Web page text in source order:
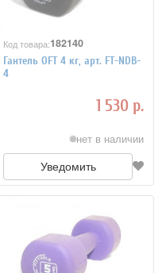
Код товара:182140
Гантель OFT 4 кг, арт. FT-NDB-
4
1 530 р.
нет в наличии
Уведомить